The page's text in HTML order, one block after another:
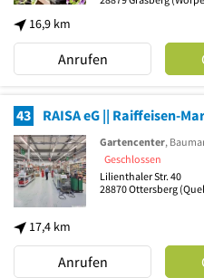
16,9 km
Anrufen
43 RAISA eG || Raiffeisen-
17,4 km
Gartencenter,
Geschlossen
Lilienthaler Str. 40
28870Ottersberg
Anrufen